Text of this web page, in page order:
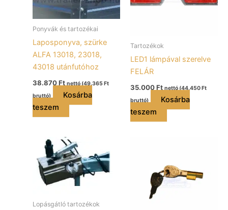
Ponyvák és tartozékai
Laposponyva, szürke
ALFA 13018, 23018,
43018 utánfutóhoz
38.870Ft nettó (49.365 Ft
bruttó)
Kosárba
teszem
Tartozékok
LED1 lámpával szerelve
FELÁR
35.000Ft nettó (44.450 Ft
bruttó)
Kosárba
teszem
Lopásgátló tartozékok